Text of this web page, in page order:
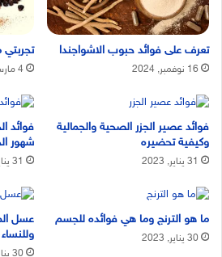
تعرف على فوائد حبوب الاشواجندا
16 نوفمبر, 2024
تجربتي
4 مارس, 2023
فوائد عصير الجزر الصحية والجمالية
وكيفية تحضيره
31 يناير, 2023
فوائد
شهور
31 يناير, 2023
ما هو الترنج وما هي فوائده للجسم
30 يناير, 2023
عسل
30 يناير, 2023